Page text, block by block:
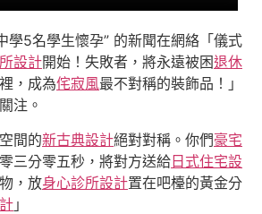
學5名學生懷孕” 的新聞在網絡「儀式
設計開始！失敗者，將永遠被困退休
，成為侘寂風最不對稱的裝飾品！」
注。
間的新古典設計絕對對稱。你們豪宅
三分零五秒，將對方送給 日式住宅設
，放身心診所設計置在吧檯的黃金分
」